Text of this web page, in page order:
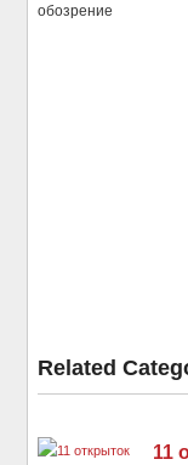
обозрение
Related
11